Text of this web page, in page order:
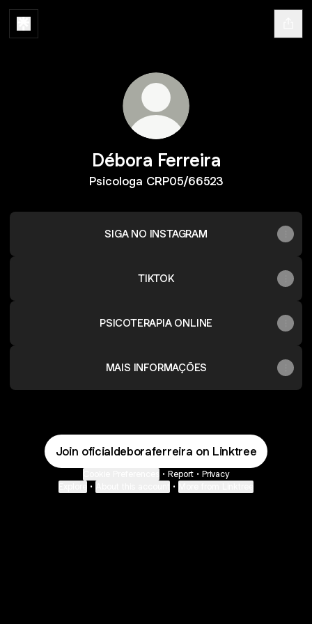
Débora Ferreira
Psicologa CRP05/66523
SIGA NO INSTAGRAM
TIKTOK
PSICOTERAPIA ONLINE
MAIS INFORMAÇÕES
Join oficialdeboraferreira on Linktree
• Report • Privacy
• •